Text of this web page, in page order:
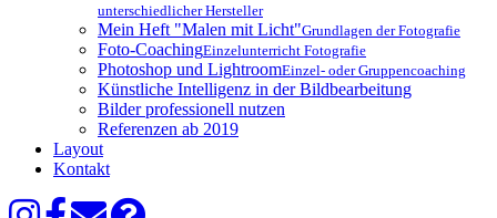
unterschiedlicher Hersteller
Mein Heft "Malen mit Licht"Grundlagen der Fotografie
Foto-CoachingEinzelunterricht Fotografie
Photoshop und LightroomEinzel- oder Gruppencoaching
Künstliche Intelligenz in der Bildbearbeitung
Bilder professionell nutzen
Referenzen ab 2019
Layout
Kontakt